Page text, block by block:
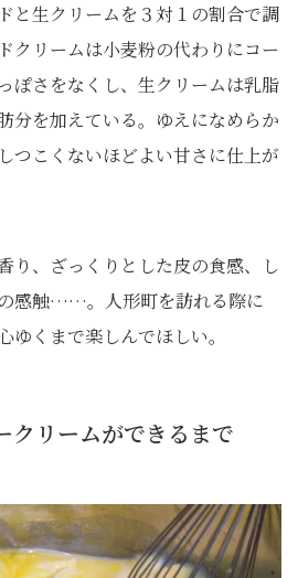
と生クリームを３対１の割合で調
クリームは小麦粉の代わりにコー
ぽさをなくし、生クリームは乳脂
分を加えている。ゆえになめらか
つこくないほどよい甘さに仕上が
り、ざっくりとした皮の食感、し
感触……。人形町を訪れる際に
ゆくまで楽しんでほしい。
クリームができるまで